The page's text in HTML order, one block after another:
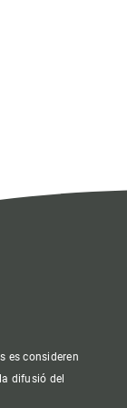
es consideren
difusió del